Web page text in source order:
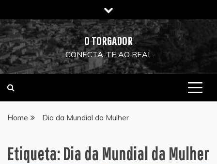
to
content
O TORGADOR
CONECTA-TE AO REAL
Home Dia da Mundial da Mulher
Etiqueta:Dia da Mundial da Mulher